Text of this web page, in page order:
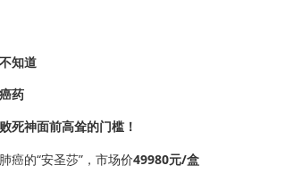
知道
药
死神面前高耸的门槛！
癌的“安圣莎”，市场价49980元/盒